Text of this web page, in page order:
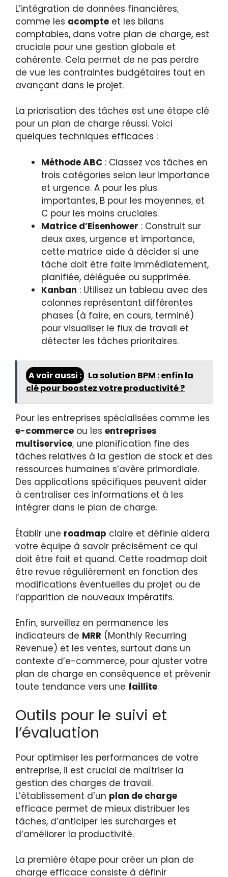
L’intégration de données financières,
comme les acompte et les bilans
comptables, dans votre plan de charge, est
cruciale pour une gestion globale et
cohérente. Cela permet de ne pas perdre
de vue les contraintes budgétaires tout en
avançant dans le projet.
La priorisation des tâches est une étape clé
pour un plan de charge réussi. Voici
quelques techniques efficaces :
Méthode ABC : Classez vos tâches en
trois catégories selon leur importance
et urgence. A pour les plus
importantes, B pour les moyennes, et
C pour les moins cruciales.
Matrice d’Eisenhower : Construit sur
deux axes, urgence et importance,
cette matrice aide à décider si une
tâche doit être faite immédiatement,
planifiée, déléguée ou supprimée.
Kanban : Utilisez un tableau avec des
colonnes représentant différentes
phases (à faire, en cours, terminé)
pour visualiser le flux de travail et
détecter les tâches prioritaires.
A voir aussi :
La solution BPM : enfin la
clé pour boostez votre productivité ?
Pour les entreprises spécialisées comme les
e-commerce ou les entreprises
multiservice, une planification fine des
tâches relatives à la gestion de stock et des
ressources humaines s’avère primordiale.
Des applications spécifiques peuvent aider
à centraliser ces informations et à les
intégrer dans le plan de charge.
Établir une roadmap claire et définie aidera
votre équipe à savoir précisément ce qui
doit être fait et quand. Cette roadmap doit
être revue régulièrement en fonction des
modifications éventuelles du projet ou de
l’apparition de nouveaux impératifs.
Enfin, surveillez en permanence les
indicateurs de MRR (Monthly Recurring
Revenue) et les ventes, surtout dans un
contexte d’e-commerce, pour ajuster votre
plan de charge en conséquence et prévenir
toute tendance vers une faillite.
Outils pour le suivi et
l’évaluation
Pour optimiser les performances de votre
entreprise, il est crucial de maîtriser la
gestion des charges de travail.
L’établissement d’un plan de charge
efficace permet de mieux distribuer les
tâches, d’anticiper les surcharges et
d’améliorer la productivité.
La première étape pour créer un plan de
charge efficace consiste à définir